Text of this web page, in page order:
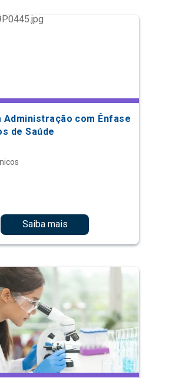
Administração com Ênfase
de Saúde
Saiba mais